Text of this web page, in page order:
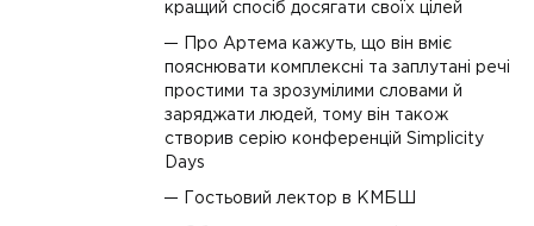
кращий спосіб досягати своїх цілей
Про Артема кажуть, що він вміє
пояснювати комплексні та заплутані речі
простими та зрозумілими словами й
заряджати людей, тому він також
створив серію конференцій Simplicity
Days
Гостьовий лектор в КМБШ